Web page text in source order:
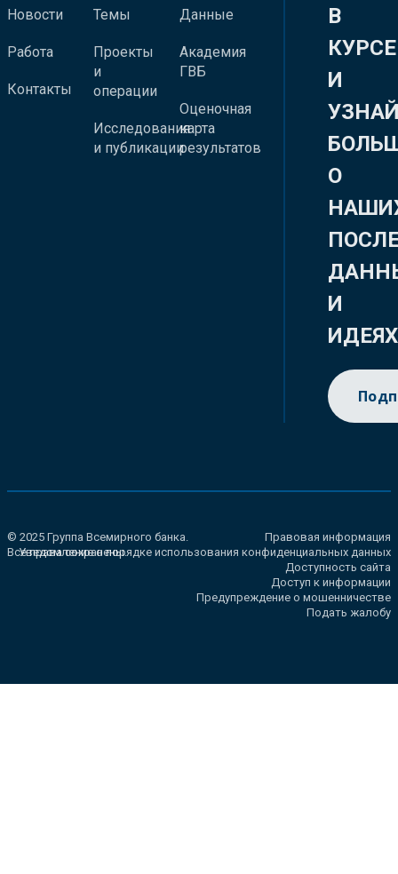
Новости
Работа
Контакты
Темы
Проекты
и
операции
Исследования
и публикации
Данные
Академия
ГВБ
Оценочная
карта
результатов
В
КУРСЕ
И
О
И
ИДЕЯХ
© 2025 Группа Всемирного банка.
Все права сохранены.
Правовая информация
Уведомление о порядке использования конфиденциальных данных
Доступность сайта
Доступ к информации
Предупреждение о мошенничестве
Подать жалобу